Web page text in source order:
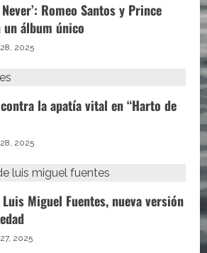
Romeo Santos y Prince
un álbum único
2025
la apatía vital en “Harto de
2025
Miguel Fuentes, nueva versión
2025